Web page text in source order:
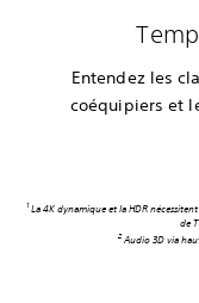
Entendez les
coéquipiers et
1 La 4K dynamique et la HDR
de
2 Audio 3D via